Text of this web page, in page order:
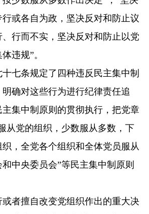
或各自为政，坚决反对和防止议
行而不实，坚决反对和防止以党
违规”。
条规定了四种违反民主集中制
确对这些行为进行纪律责任追
集中制原则的贯彻执行，把党章
从党的组织，少数服从多数，下
，全党各个组织和全体党员服从
中央委员会”等民主集中制原则
擅自改变党组织作出的重大决